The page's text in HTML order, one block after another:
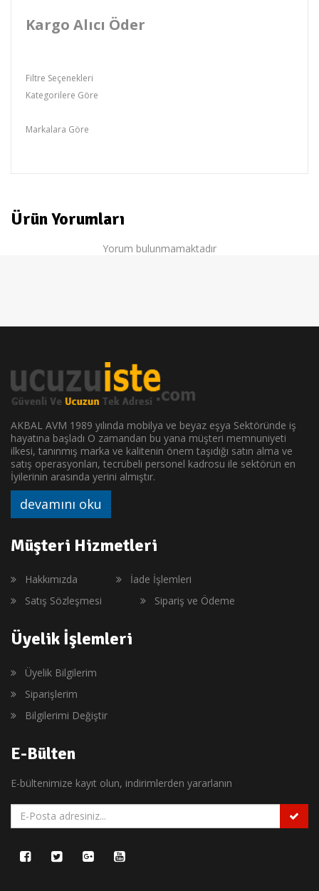
Kargo Alıcı Öder
Filtre Seçenekleri
Kategorilere Göre
Markalara Göre
Ürün Yorumları
Yorum bulunmamaktadır
AKBAL AVM 1989 yılında mobilya ve beyaz eşya Sektöründe iş
hayatına başladı O zamandan bu yana müşteri memnuniyeti
ilkesi, tanınmış marka ve kalitenin önem taşıdığı satın alma ve
satış operasyonları, tecrübeli personel kadrosu ile sektörün en
İyilerinin arasında yerini almıştır.
devamını oku
Müşteri Hizmetleri
Hakkımızda
İade İşlemleri
Satış Sözleşmesi
Sipariş ve Ödeme
Üyelik İşlemleri
Üyelik Bilgilerim
Siparişlerim
Bilgilerimi Değiştir
E-Bülten
E-bültenimize kayıt olun, indirimlerden yararlanın